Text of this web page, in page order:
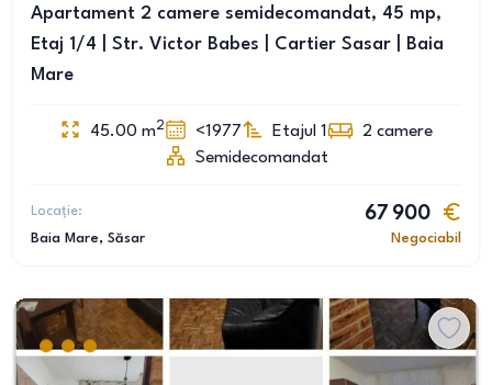
Apartament 2 camere semidecomandat, 45 mp,
Etaj 1/4 | Str. Victor Babes | Cartier Sasar | Baia
Mare
45.00 m2 <1977 Etajul 1 2 camere
Semidecomandat
Locație:
Baia Mare, Săsar
67 900
Negociabil